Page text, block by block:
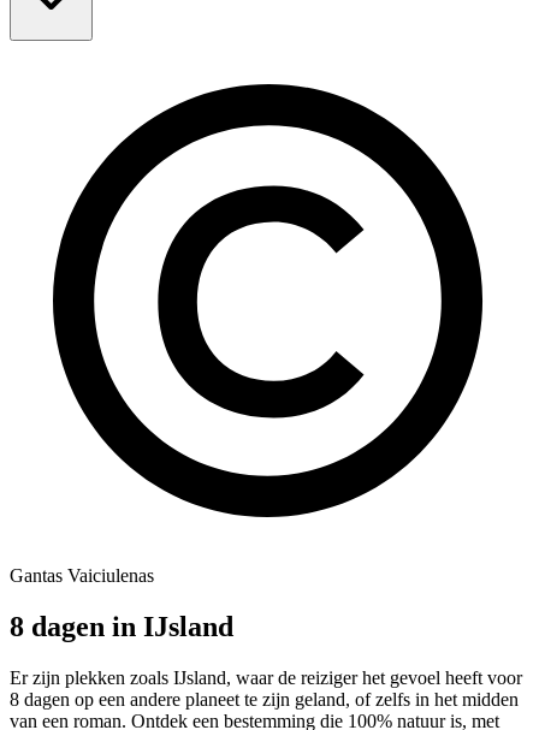
Gantas Vaiciulenas
8 dagen in IJsland
Er zijn plekken zoals IJsland, waar de reiziger het gevoel heeft voor
8 dagen op een andere planeet te zijn geland, of zelfs in het midden
van een roman. Ontdek een bestemming die 100% natuur is, met